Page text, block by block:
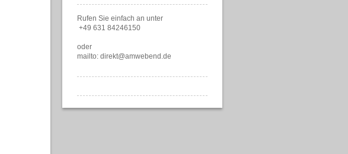
Rufen Sie einfach an unter
+49 631 84246150
oder
mailto: direkt@amwebend.de